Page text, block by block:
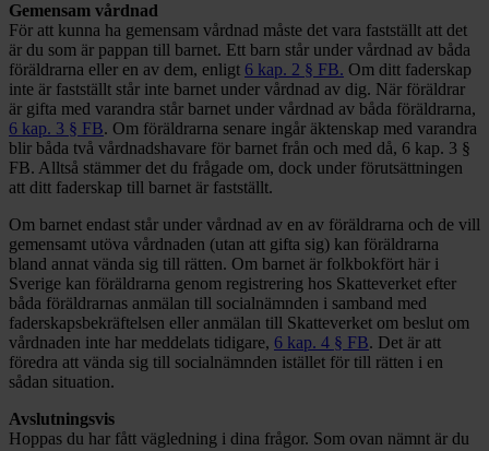
Gemensam vårdnad
För att kunna ha gemensam vårdnad måste det vara fastställt att det
är du som är pappan till barnet. Ett barn står under vårdnad av båda
föräldrarna eller en av dem, enligt 6 kap. 2 § FB. Om ditt faderskap
inte är fastställt står inte barnet under vårdnad av dig. När föräldrar
är gifta med varandra står barnet under vårdnad av båda föräldrarna,
6 kap. 3 § FB. Om föräldrarna senare ingår äktenskap med varandra
blir båda två vårdnadshavare för barnet från och med då, 6 kap. 3 §
FB. Alltså stämmer det du frågade om, dock under förutsättningen
att ditt faderskap till barnet är fastställt.
Om barnet endast står under vårdnad av en av föräldrarna och de vill
gemensamt utöva vårdnaden (utan att gifta sig) kan föräldrarna
bland annat vända sig till rätten. Om barnet är folkbokfört här i
Sverige kan föräldrarna genom registrering hos Skatteverket efter
båda föräldrarnas anmälan till socialnämnden i samband med
faderskapsbekräftelsen eller anmälan till Skatteverket om beslut om
vårdnaden inte har meddelats tidigare, 6 kap. 4 § FB. Det är att
föredra att vända sig till socialnämnden istället för till rätten i en
sådan situation.
Avslutningsvis
Hoppas du har fått vägledning i dina frågor. Som ovan nämnt är du